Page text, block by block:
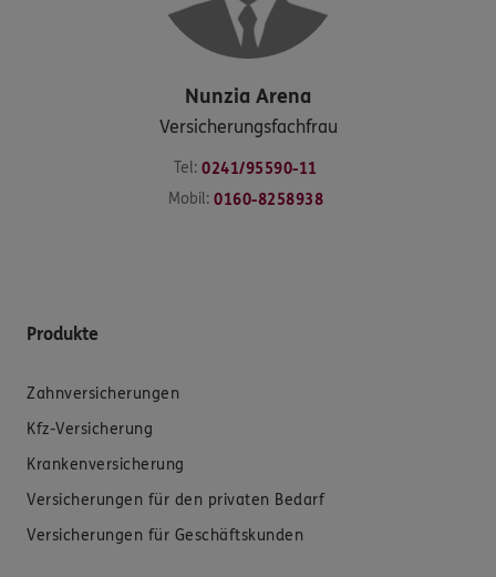
Nunzia Arena
Versicherungsfachfrau
Tel: 0241/95590-11
Mobil: 0160-8258938
Produkte
Zahnversicherungen
Kfz-Versicherung
Krankenversicherung
Versicherungen für den privaten Bedarf
Versicherungen für Geschäftskunden